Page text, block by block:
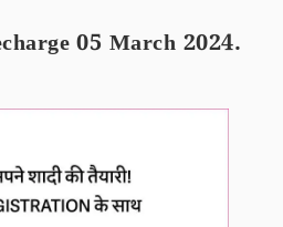
05 March 2024.